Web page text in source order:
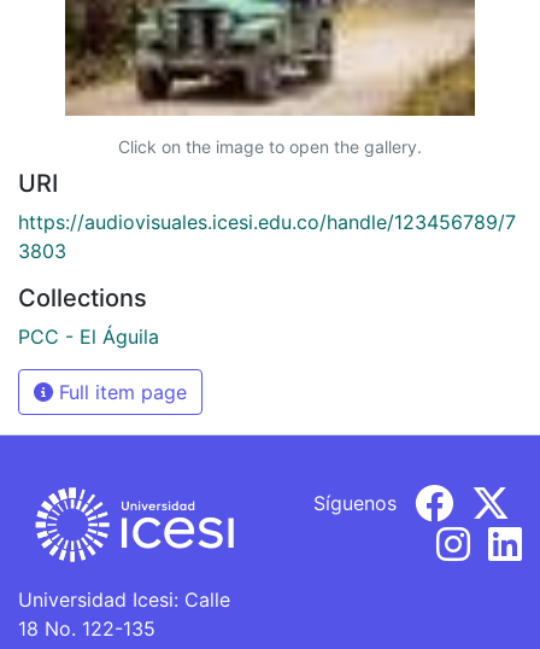
Click on the image to open the gallery.
URI
https://audiovisuales.icesi.edu.co/handle/123456789/7
3803
Collections
PCC - El Águila
Full item page
Universidad Icesi: Calle
18 No. 122-135
Síguenos